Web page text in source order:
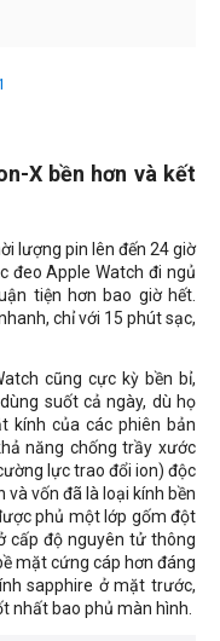
X bền hơn và kết
lượng pin lên đến 24 giờ
đeo Apple Watch đi ngủ
tiện hơn bao giờ hết.
chỉ với 15 phút sạc,
cũng cực kỳ bền bỉ,
suốt cả ngày, dù họ
kính của các phiên bản
năng chống trầy xước
lực trao đổi ion) độc
vốn đã là loại kính bền
phủ một lớp gốm đột
cấp độ nguyên tử thông
mặt cứng cáp hơn đáng
sapphire ở mặt trước,
nhất bao phủ màn hình.